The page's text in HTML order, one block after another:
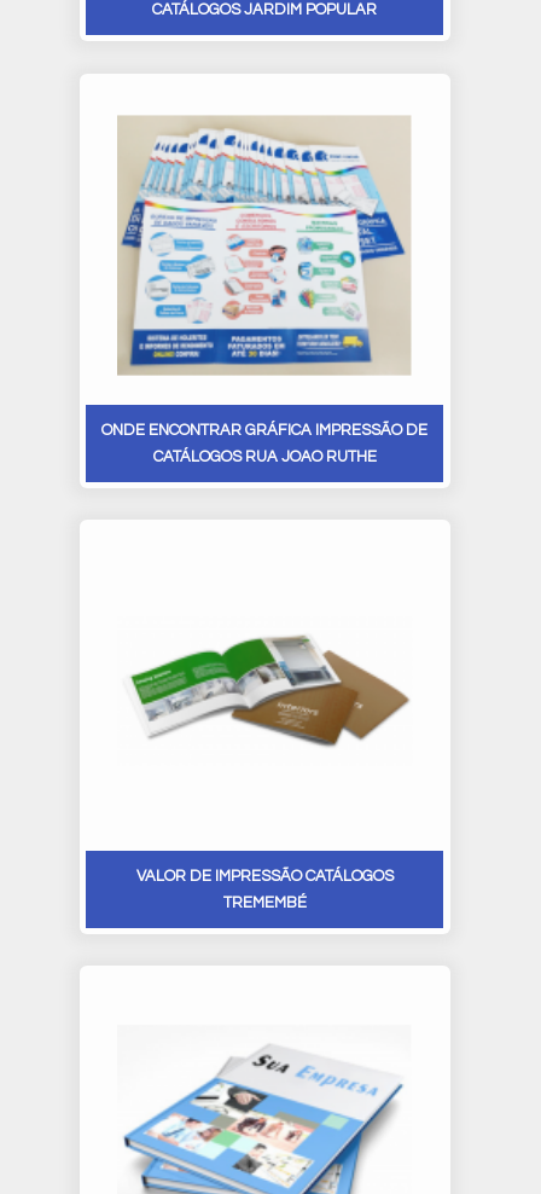
CATÁLOGOS JARDIM POPULAR
ONDE ENCONTRAR GRÁFICA IMPRESSÃO DE
CATÁLOGOS RUA JOAO RUTHE
VALOR DE IMPRESSÃO CATÁLOGOS
TREMEMBÉ